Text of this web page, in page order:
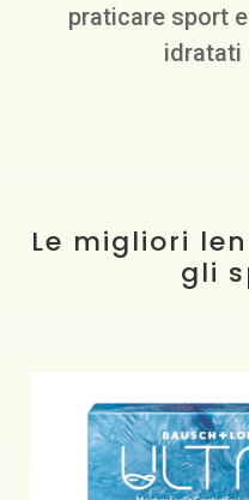
praticare sport
idratati
Le migliori
gli